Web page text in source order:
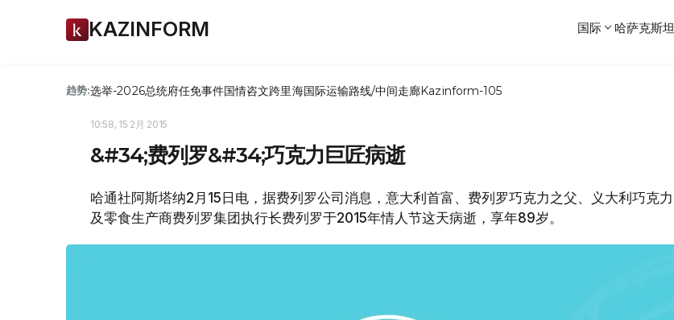
KAZINFORM 国际 哈萨克斯坦
趋势:选举-2026总统府任免事件国情咨文跨里海国际运输路线/中间走廊Kazinform-105
10:58, 15 2月 2015
&#34;费列罗&#34;巧克力巨匠病逝
哈通社阿斯塔纳2月15日电，据费列罗公司消息，意大利首富、费列罗巧克力之父、义大利巧克力
及零食生产商费列罗集团执行长费列罗于2015年情人节这天病逝，享年89岁。